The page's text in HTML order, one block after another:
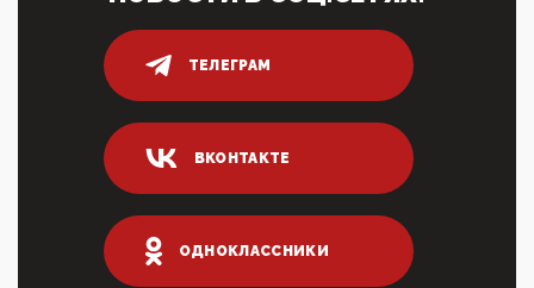
04:47, 10 Апреля 2026
ИНН для переводов по СБП это первый шаг из
логических двухЗаполнение ИНН при любых
переводах по ...
03:35, 10 Апреля 2026
крупных банках по итогам 2025 года превысило 63
млрд руб. ...
03:01, 10 Апреля 2026
ТЕЛЕГРАМ
ВКОНТАКТЕ
ОДНОКЛАССНИКИ